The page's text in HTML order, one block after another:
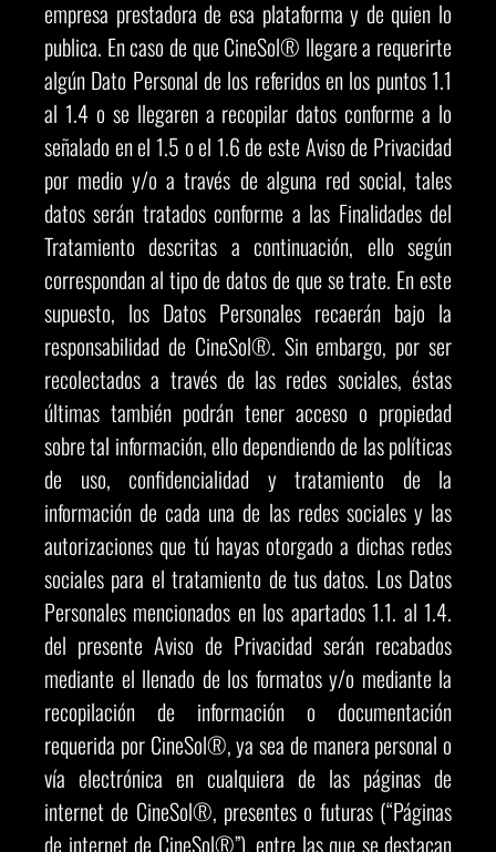
empresa prestadora de esa plataforma y de quien lo
publica. En caso de que CineSol® llegare a requerirte
algún Dato Personal de los referidos en los puntos 1.1
al 1.4 o se llegaren a recopilar datos conforme a lo
señalado en el 1.5 o el 1.6 de este Aviso de Privacidad
por medio y/o a través de alguna red social, tales
datos serán tratados conforme a las Finalidades del
Tratamiento descritas a continuación, ello según
correspondan al tipo de datos de que se trate. En este
supuesto, los Datos Personales recaerán bajo la
responsabilidad de CineSol®. Sin embargo, por ser
recolectados a través de las redes sociales, éstas
últimas también podrán tener acceso o propiedad
sobre tal información, ello dependiendo de las políticas
de uso, confidencialidad y tratamiento de la
información de cada una de las redes sociales y las
autorizaciones que tú hayas otorgado a dichas redes
sociales para el tratamiento de tus datos. Los Datos
Personales mencionados en los apartados 1.1. al 1.4.
del presente Aviso de Privacidad serán recabados
mediante el llenado de los formatos y/o mediante la
recopilación de información o documentación
requerida por CineSol®, ya sea de manera personal o
vía electrónica en cualquiera de las páginas de
internet de CineSol®, presentes o futuras (“Páginas
de internet de CineSol®”), entre las que se destacan